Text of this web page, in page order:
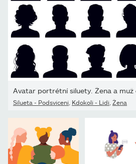
Silueta - Podsvícení Kdokoli - Lidi Žena